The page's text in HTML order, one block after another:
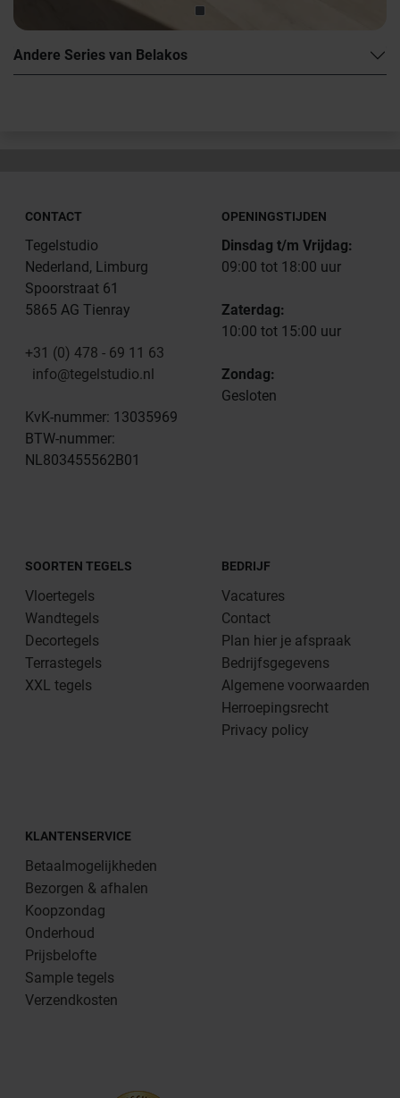
Andere Series van Belakos
CONTACT
Tegelstudio
Nederland, Limburg
Spoorstraat 61
5865 AG Tienray
+31 (0) 478 - 69 11 63
info@tegelstudio.nl
KvK-nummer: 13035969
BTW-nummer:
NL803455562B01
OPENINGSTIJDEN
Dinsdag t/m Vrijdag:
09:00 tot 18:00 uur
Zaterdag:
10:00 tot 15:00 uur
Zondag:
Gesloten
SOORTEN TEGELS
Vloertegels
Wandtegels
Decortegels
Terrastegels
XXL tegels
BEDRIJF
Vacatures
Contact
Plan hier je afspraak
Bedrijfsgegevens
Algemene voorwaarden
Herroepingsrecht
Privacy policy
KLANTENSERVICE
Betaalmogelijkheden
Bezorgen & afhalen
Koopzondag
Onderhoud
Prijsbelofte
Sample tegels
Verzendkosten